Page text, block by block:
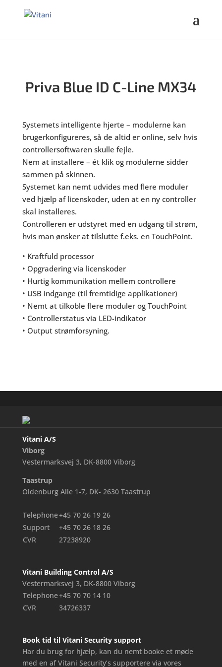
Priva Blue ID C-Line MX34
Systemets intelligente hjerte – modulerne kan
brugerkonfigureres, så de altid er online, selv hvis
controllersoftwaren skulle fejle.
Nem at installere – ét klik og modulerne sidder
sammen på skinnen.
Systemet kan nemt udvides med flere moduler
ved hjælp af licenskoder, uden at en ny controller
skal installeres.
Controlleren er udstyret med en udgang til strøm,
hvis man ønsker at tilslutte f.eks. en TouchPoint.
• Kraftfuld processor
• Opgradering via licenskoder
• Hurtig kommunikation mellem controllere
• USB indgange (til fremtidige applikationer)
• Nemt at tilkoble flere moduler og TouchPoint
• Controllerstatus via LED-indikator
• Output strømforsyning.
Vitani A/S
Viborg
Vestermarksvej 3, DK-8800 Viborg
Taastrup
Oldenburg Alle 1-7, DK- 2630 Taastrup
Telephone+45 70 26 19 26
Support
+45 70 26 18 26
CVR
27238920
Vitani Building Control A/S
Vestermarksvej 3, DK-8800 Viborg
Telephone+45 70 70 14 10
CVR
34726337
Book tid til Vitani Security support
Har du brug for hjælp, kan du nemt booke et møde
med en af Vitani Security’s supportere via vores